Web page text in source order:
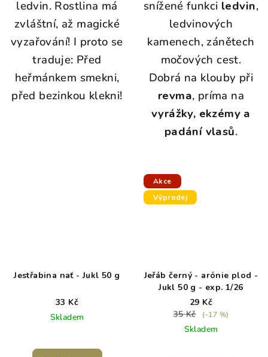
ledvin. Rostlina má
zvláštní, až magické
vyzařování! I proto se
traduje: Před
heřmánkem smekni,
před bezinkou klekni!
snížené funkci ledvin,
ledvinových
kamenech, zánětech
močových cest.
Dobrá na klouby při
revma, príma na
vyrážky, ekzémy a
padání vlasů.
Jestřabina nať - Jukl 50 g
33 Kč
Skladem
Akce
Výprodej
Jeřáb černý - arónie plod -
Jukl 50 g - exp. 1/26
29 Kč
35 Kč
(–17 %)
Skladem